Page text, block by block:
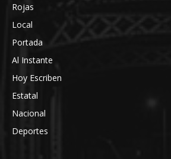
Rojas
Local
Portada
Al Instante
Hoy Escriben
Estatal
Nacional
Deportes